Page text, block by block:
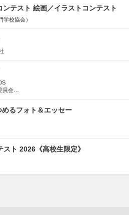
テスト 絵画／イラストコンテスト
校協会）
員会
るフォト＆エッセー
ト 2026《高校生限定》